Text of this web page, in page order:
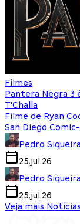
Filmes
Pantera Negra 3
T'Challa
Filme de Ryan
San Diego
Pedro Siqueira
25.jul.26
Pedro Siqueira
25.jul.26
Veja mais Notícias